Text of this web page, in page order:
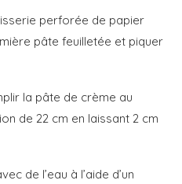
perforée de papier
pâte feuilletée et piquer
la pâte de crème au
de 22 cm en laissant 2 cm
de l’eau à l’aide d’un